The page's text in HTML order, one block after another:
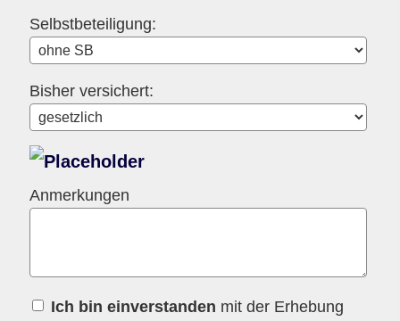
Selbstbeteiligung:
Bisher versichert:
Anmerkungen
Ich bin einverstanden mit der Erhebung